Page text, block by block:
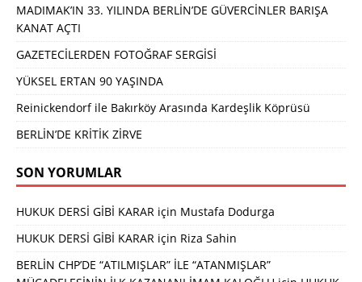
MADIMAK’IN 33. YILINDA BERLİN’DE GÜVERCİNLER BARIŞA
KANAT AÇTI
GAZETECİLERDEN FOTOĞRAF SERGİSİ
YÜKSEL ERTAN 90 YAŞINDA
Reinickendorf ile Bakırköy Arasında Kardeşlik Köprüsü
BERLİN’DE KRİTİK ZİRVE
SON YORUMLAR
HUKUK DERSİ GİBİ KARAR için Mustafa Dodurga
HUKUK DERSİ GİBİ KARAR için Riza Sahin
BERLİN CHP’DE “ATILMIŞLAR” İLE “ATANMIŞLAR”